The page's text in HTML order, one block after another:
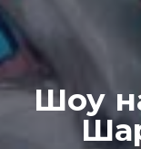
Шоу